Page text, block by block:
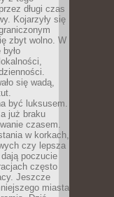
długi czas
Kojarzyły się
zbyt wolno. W
się wadą,
być luksusem.
już braku
czasem.
w korkach,
czy lepsza
poczucie
często
Jeszcze
miasta